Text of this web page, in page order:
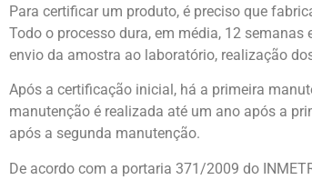
Para certificar um produto, é preciso que
Todo o processo dura, em média, 12
envio da amostra ao laboratório, realização
Após a certificação inicial, há a primeira
manutenção é realizada até um ano após a
após a segunda manutenção.
De acordo com a portaria 371/2009 do